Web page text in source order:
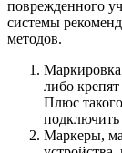
поврежденного
системы
методов.
либо
Плюс
подключить
Маркеры,